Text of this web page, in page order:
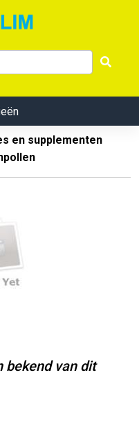
en supplementen
bekend van dit